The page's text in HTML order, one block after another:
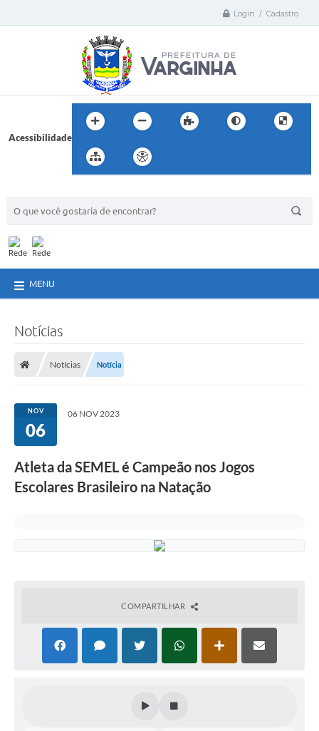
Login / Cadastro
Acessibilidade
MENU
Notícias
Notícias Notícia
NOV
06
06 NOV 2023
Atleta da SEMEL é Campeão nos Jogos
Escolares Brasileiro na Natação
COMPARTILHAR